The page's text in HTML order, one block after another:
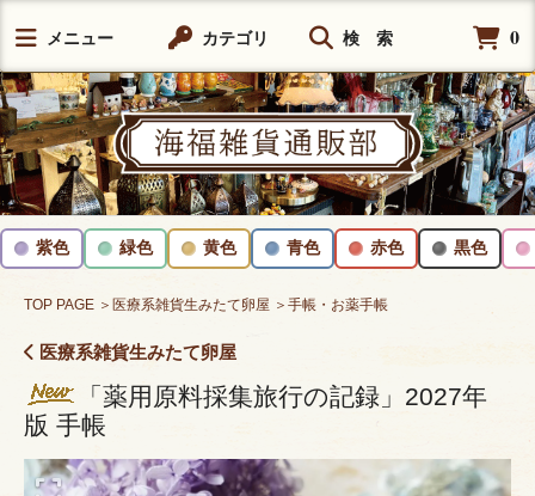
メニュー カテゴリ 検 索 0
紫色 緑色 黄色 青色 赤色 黒色
TOP PAGE ＞医療系雑貨生みたて卵屋 ＞手帳・お薬手帳
医療系雑貨生みたて卵屋
「薬用原料採集旅行の記録」2027年
版 手帳